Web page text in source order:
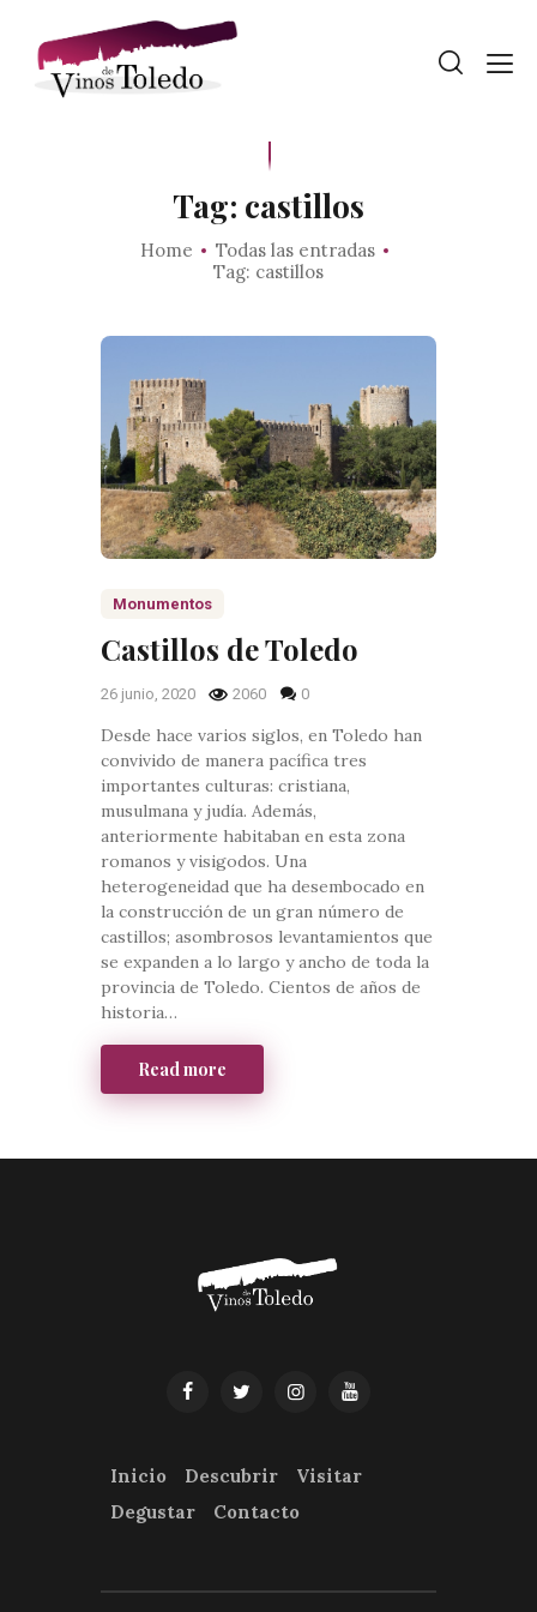
Tag: castillos
Home
Todas las entradas
Tag: castillos
Monumentos
Castillos de Toledo
26 junio, 2020 2060 0
Desde hace varios siglos, en Toledo han
convivido de manera pacífica tres
importantes culturas: cristiana,
musulmana y judía. Además,
anteriormente habitaban en esta zona
romanos y visigodos. Una
heterogeneidad que ha desembocado en
la construcción de un gran número de
castillos; asombrosos levantamientos que
se expanden a lo largo y ancho de toda la
provincia de Toledo. Cientos de años de
historia…
Read more
Inicio Descubrir
Visitar
Degustar
Contacto